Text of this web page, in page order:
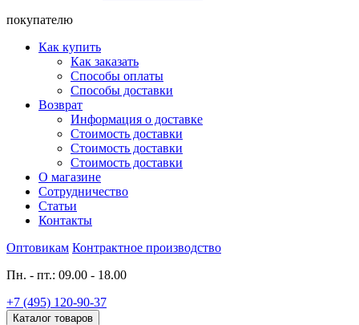
покупателю
Как купить
Как заказать
Способы оплаты
Способы доставки
Возврат
Информация о доставке
Стоимость доставки
Стоимость доставки
Стоимость доставки
О магазине
Сотрудничество
Статьи
Контакты
Оптовикам Контрактное производство
Пн. - пт.: 09.00 - 18.00
+7 (495) 120-90-37
Каталог товаров